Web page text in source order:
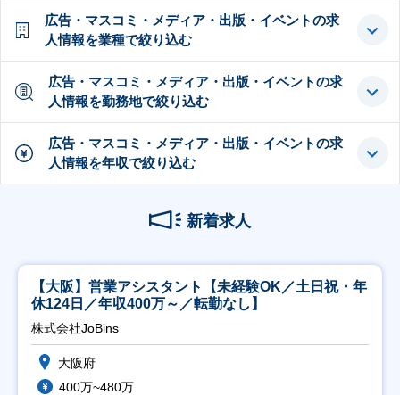
広告・マスコミ・メディア・出版・イベントの求
人情報を業種で絞り込む
広告・マスコミ・メディア・出版・イベントの求
人情報を勤務地で絞り込む
広告・マスコミ・メディア・出版・イベントの求
人情報を年収で絞り込む
新着求人
【大阪】営業アシスタント【未経験OK／土日祝・年
休124日／年収400万～／転勤なし】
株式会社JoBins
大阪府
400万~480万